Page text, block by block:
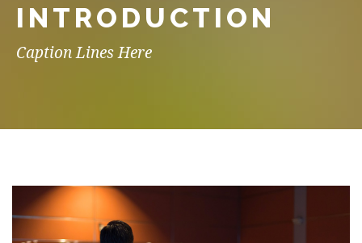
INTRODUCTION
Caption Lines Here